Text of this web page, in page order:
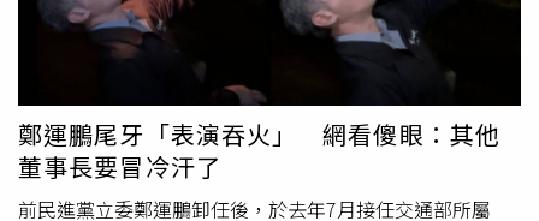
的和平之旅到馬總統執政八年，國民黨秉持的都是「堅守九
二共識、反對台獨」，可以立即進行兩岸對話交流，擴大彼
此互信，累積和平基礎。國民黨也將「堅守九二共識、反對
台獨」正式寫入黨章。兩岸和平的重大工程跟努力，就是在
符合國民黨黨章及遵守中華民國憲法的前提之下，來全面的
推展跟努力，就是兩岸和平最寶貴、最重要的基礎，也是國
民黨尋求兩岸和平最重要的支柱。指出，本周一宣佈之後，
美國跨黨派參議員率團來訪台灣，在受訪時正式的表達了對
鄭運鵬尾牙「表演吞火」 網看傻眼：其他
董事長要冒冷汗了
前民進黨立委鄭運鵬卸任後，於去年7月接任交通部所屬